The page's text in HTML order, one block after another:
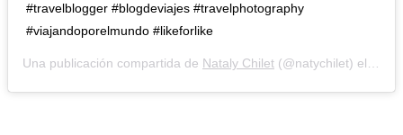
#travelblogger #blogdeviajes #travelphotography
#viajandoporelmundo #likeforlike
Una publicación compartida de Nataly Chilet (@natychilet) el 27